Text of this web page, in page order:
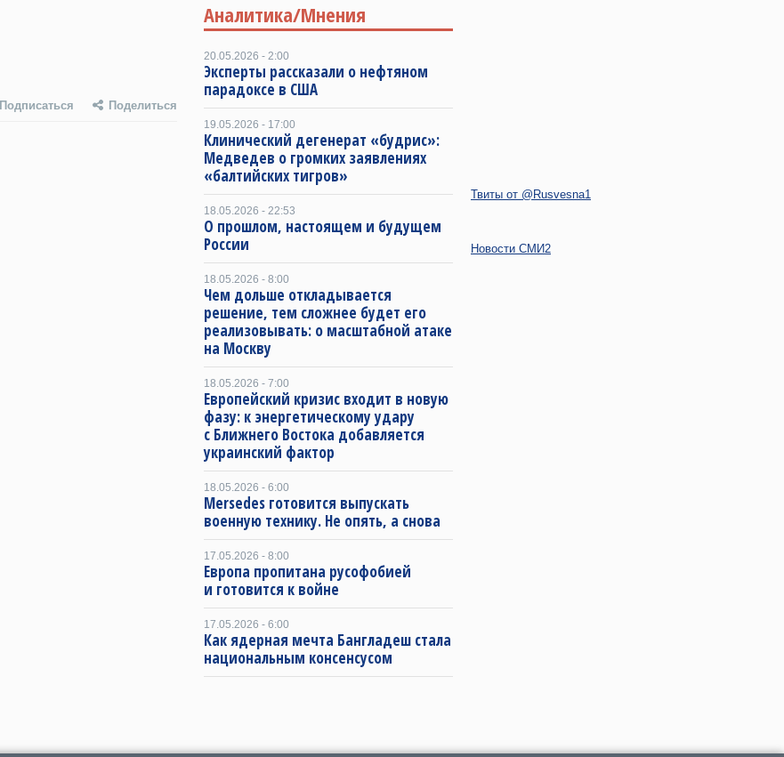
Подписаться Поделиться
Аналитика/Мнения
20.05.2026 - 2:00
Эксперты рассказали о нефтяном
парадоксе в США
19.05.2026 - 17:00
Клинический дегенерат «будрис»:
Медведев о громких заявлениях
«балтийских тигров»
18.05.2026 - 22:53
О прошлом, настоящем и будущем
России
18.05.2026 - 8:00
Чем дольше откладывается
решение, тем сложнее будет его
реализовывать: о масштабной атаке
на Москву
18.05.2026 - 7:00
Европейский кризис входит в новую
фазу: к энергетическому удару
с Ближнего Востока добавляется
украинский фактор
18.05.2026 - 6:00
Mersedes готовится выпускать
военную технику. Не опять, а снова
17.05.2026 - 8:00
Европа пропитана русофобией
и готовится к войне
17.05.2026 - 6:00
Как ядерная мечта Бангладеш стала
национальным консенсусом
Твиты от @Rusvesna1
Новости СМИ2